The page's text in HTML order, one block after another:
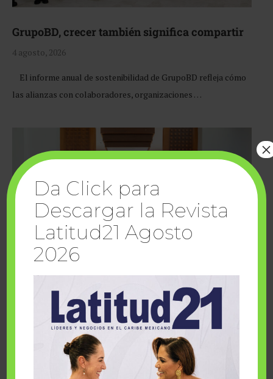
GrupoBD, crecer también significa compartir
4 agosto, 2026
El informe anual de sostenibilidad de GrupoBD refleja cómo
las alianzas con colaboradores, organizaciones …
Cuando la solidaridad inspira; cumplen
sueños Fairmont Mayakoba y Make-A-Wish
Da Click para
Descargar la Revista
Latitud21 Agosto
2026
×